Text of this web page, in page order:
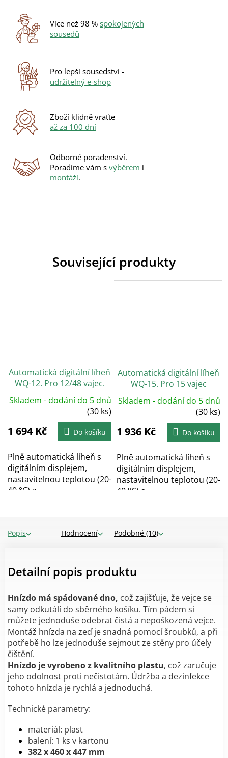
Více než 98 % spokojených
sousedů
Pro lepší sousedství -
udržitelný e-shop
Zboží klidně vraťte
až za 100 dní
Odborné poradenství.
Poradíme vám s výběrem i
montáží.
Související produkty
Automatická digitální líheň
WQ-12. Pro 12/48 vajec.
Skladem - dodání do 5 dnů
(30 ks)
1 694 Kč Do košíku
Plně automatická líheň s
digitálním displejem,
nastavitelnou teplotou (20-
40 °C) a...
Automatická digitální líheň
WQ-15. Pro 15 vajec
Skladem - dodání do 5 dnů
(30 ks)
1 936 Kč Do košíku
Plně automatická líheň s
digitálním displejem,
nastavitelnou teplotou (20-
40 °C) a...
Popis Podobné (10)
Hodnocení
Detailní popis produktu
Hnízdo má spádované dno, což zajišťuje, že vejce se
samy odkutálí do sběrného košíku. Tím pádem si
můžete jednoduše odebrat čistá a nepoškozená vejce.
Montáž hnízda na zeď je snadná pomocí šroubků, a při
potřebě ho lze jednoduše sejmout ze stěny pro účely
čištění.
Hnízdo je vyrobeno z kvalitního plastu, což zaručuje
jeho odolnost proti nečistotám. Údržba a dezinfekce
tohoto hnízda je rychlá a jednoduchá.
Technické parametry:
materiál: plast
balení: 1 ks v kartonu
382 x 460 x 447 mm